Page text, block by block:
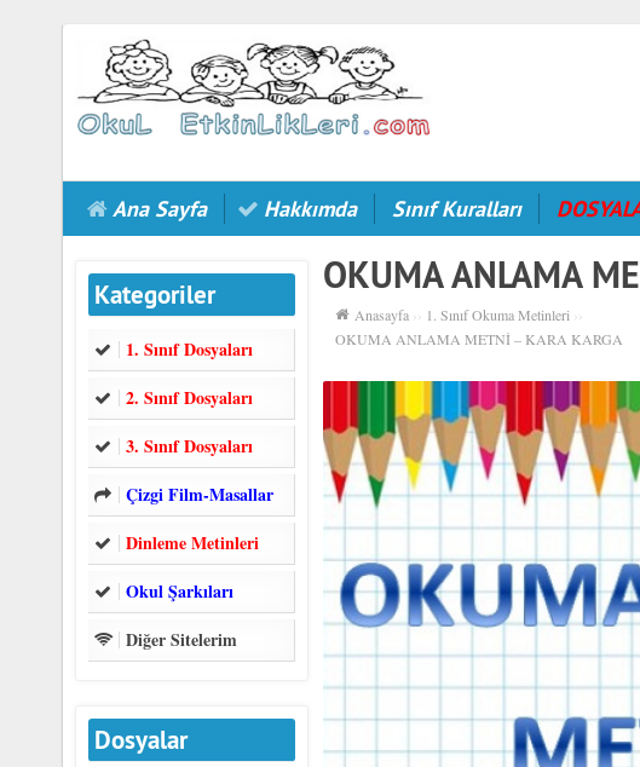
Ana Sayfa Hakkımda Sınıf Kuralları
OKUMA ANLAMA
Anasayfa ›› 1. Sınıf Okuma Metinleri ››
OKUMA ANLAMA METNİ – KARA KARGA
Kategoriler
1. Sınıf Dosyaları
2. Sınıf Dosyaları
3. Sınıf Dosyaları
Çizgi Film-Masallar
Dinleme Metinleri
Okul Şarkıları
Diğer Sitelerim
Dosyalar